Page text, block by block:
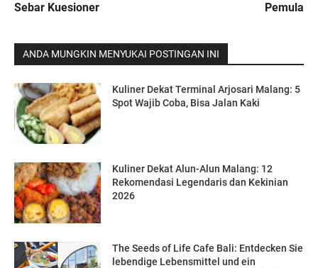
Sebar Kuesioner
Pemula
ANDA MUNGKIN MENYUKAI POSTINGAN INI
Kuliner Dekat Terminal Arjosari Malang: 5
Spot Wajib Coba, Bisa Jalan Kaki
Kuliner Dekat Alun-Alun Malang: 12
Rekomendasi Legendaris dan Kekinian
2026
The Seeds of Life Cafe Bali: Entdecken Sie
lebendige Lebensmittel und ein